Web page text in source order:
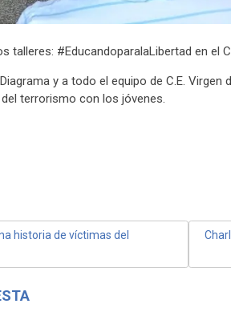
talleres: #EducandoparalaLibertad en el
y a todo el equipo de C.E.
terrorismo con los jóvenes.
historia de víctimas del